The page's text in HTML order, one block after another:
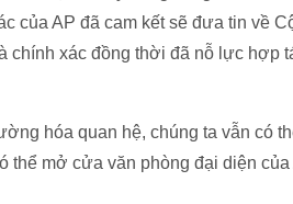
của AP đã cam kết sẽ đưa tin về
chính xác đồng thời đã nỗ lực hợp
hóa quan hệ, chúng ta vẫn có
thể mở cửa văn phòng đại diện